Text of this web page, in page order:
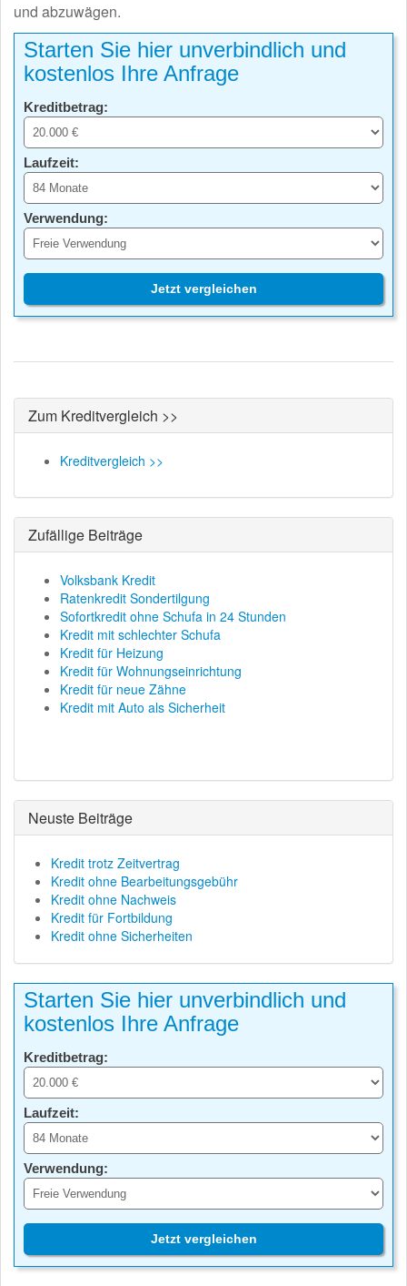
und abzuwägen.
Starten Sie hier unverbindlich und
kostenlos Ihre Anfrage
Kreditbetrag:
Laufzeit:
Verwendung:
Jetzt vergleichen
Zum Kreditvergleich >>
Kreditvergleich >>
Zufällige Beiträge
Volksbank Kredit
Ratenkredit Sondertilgung
Sofortkredit ohne Schufa in 24 Stunden
Kredit mit schlechter Schufa
Kredit für Heizung
Kredit für Wohnungseinrichtung
Kredit für neue Zähne
Kredit mit Auto als Sicherheit
Neuste Beiträge
Kredit trotz Zeitvertrag
Kredit ohne Bearbeitungsgebühr
Kredit ohne Nachweis
Kredit für Fortbildung
Kredit ohne Sicherheiten
Starten Sie hier unverbindlich und
kostenlos Ihre Anfrage
Kreditbetrag:
Laufzeit:
Verwendung:
Jetzt vergleichen